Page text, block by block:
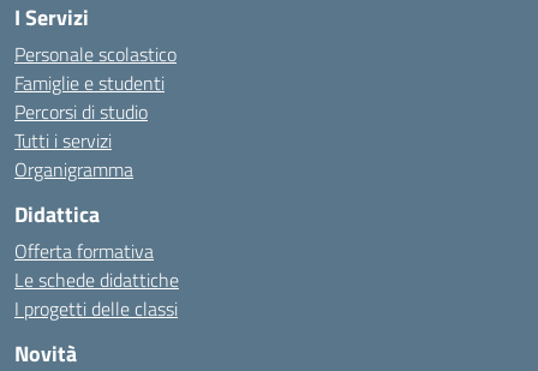
I Servizi
Personale scolastico
Famiglie e studenti
Percorsi di studio
Tutti i servizi
Organigramma
Didattica
Offerta formativa
Le schede didattiche
I progetti delle classi
Novità